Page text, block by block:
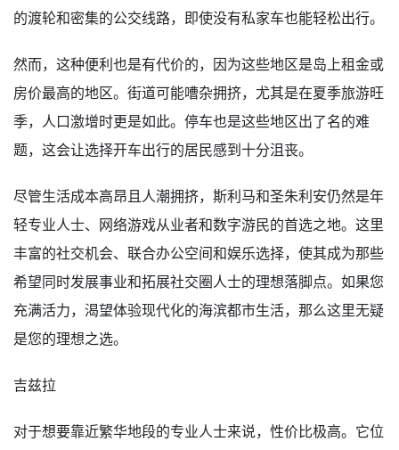
的渡轮和密集的公交线路，即使没有私家车也能轻松出行。
然而，这种便利也是有代价的，因为这些地区是岛上租金或
房价最高的地区。街道可能嘈杂拥挤，尤其是在夏季旅游旺
季，人口激增时更是如此。停车也是这些地区出了名的难
题，这会让选择开车出行的居民感到十分沮丧。
尽管生活成本高昂且人潮拥挤，斯利马和圣朱利安仍然是年
轻专业人士、网络游戏从业者和数字游民的首选之地。这里
丰富的社交机会、联合办公空间和娱乐选择，使其成为那些
希望同时发展事业和拓展社交圈人士的理想落脚点。如果您
充满活力，渴望体验现代化的海滨都市生活，那么这里无疑
是您的理想之选。
吉兹拉
对于想要靠近繁华地段的专业人士来说，性价比极高。它位